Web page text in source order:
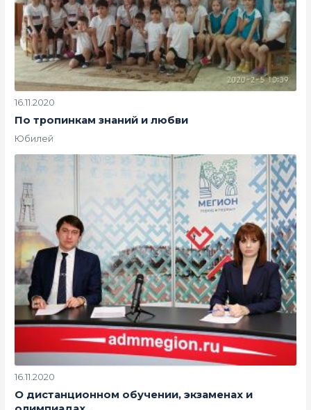
16.11.2020
По тропинкам знаний и любви
Юбилей
16.11.2020
О дистанционном обучении, экзаменах и